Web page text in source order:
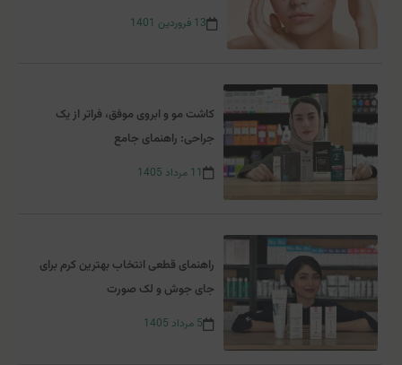
13 فروردین 1401
کاشت مو و ابروی موفق، فراتر از یک
جراحی: راهنمای جامع
11 مرداد 1405
راهنمای قطعی انتخاب بهترین کرم برای
جای جوش و لک صورت
5 مرداد 1405